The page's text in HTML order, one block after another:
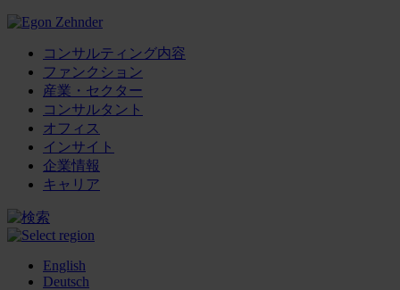
コンサルティング内容
ファンクション
産業・セクター
コンサルタント
オフィス
インサイト
企業情報
キャリア
English
Deutsch